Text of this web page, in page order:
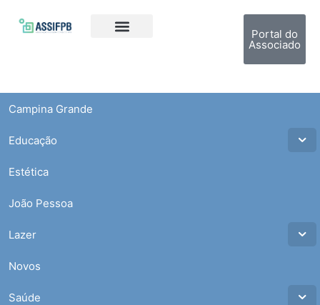
Portal do
Associado
Campina Grande
Educação
Estética
João Pessoa
Lazer
Novos
Saúde